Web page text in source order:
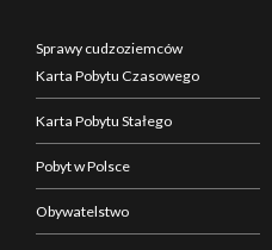
Sprawy cudzoziemców
Karta Pobytu Czasowego
Karta Pobytu Stałego
Pobyt w Polsce
Obywatelstwo